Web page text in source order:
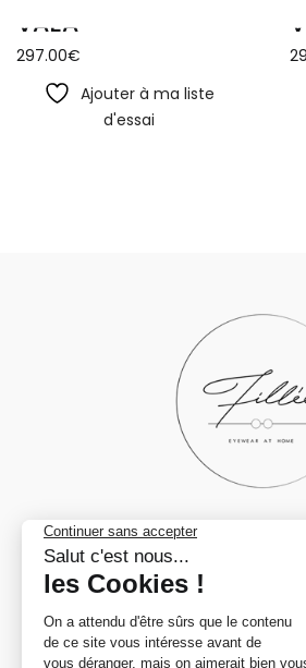
VAEA
297.00€
Ajouter à ma liste
d'essai
DES
0472/